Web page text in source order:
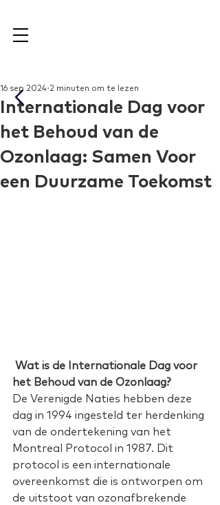
Internationale Dag voor
het Behoud van de
Ozonlaag: Samen Voor
een Duurzame Toekomst
16 sep 2024 2 minuten om te lezen
Wat is de Internationale Dag voor
het Behoud van de Ozonlaag?
De Verenigde Naties hebben deze
dag in 1994 ingesteld ter herdenking
van de ondertekening van het
Montreal Protocol in 1987. Dit
protocol is een internationale
overeenkomst die is ontworpen om
de uitstoot van ozonafbrekende